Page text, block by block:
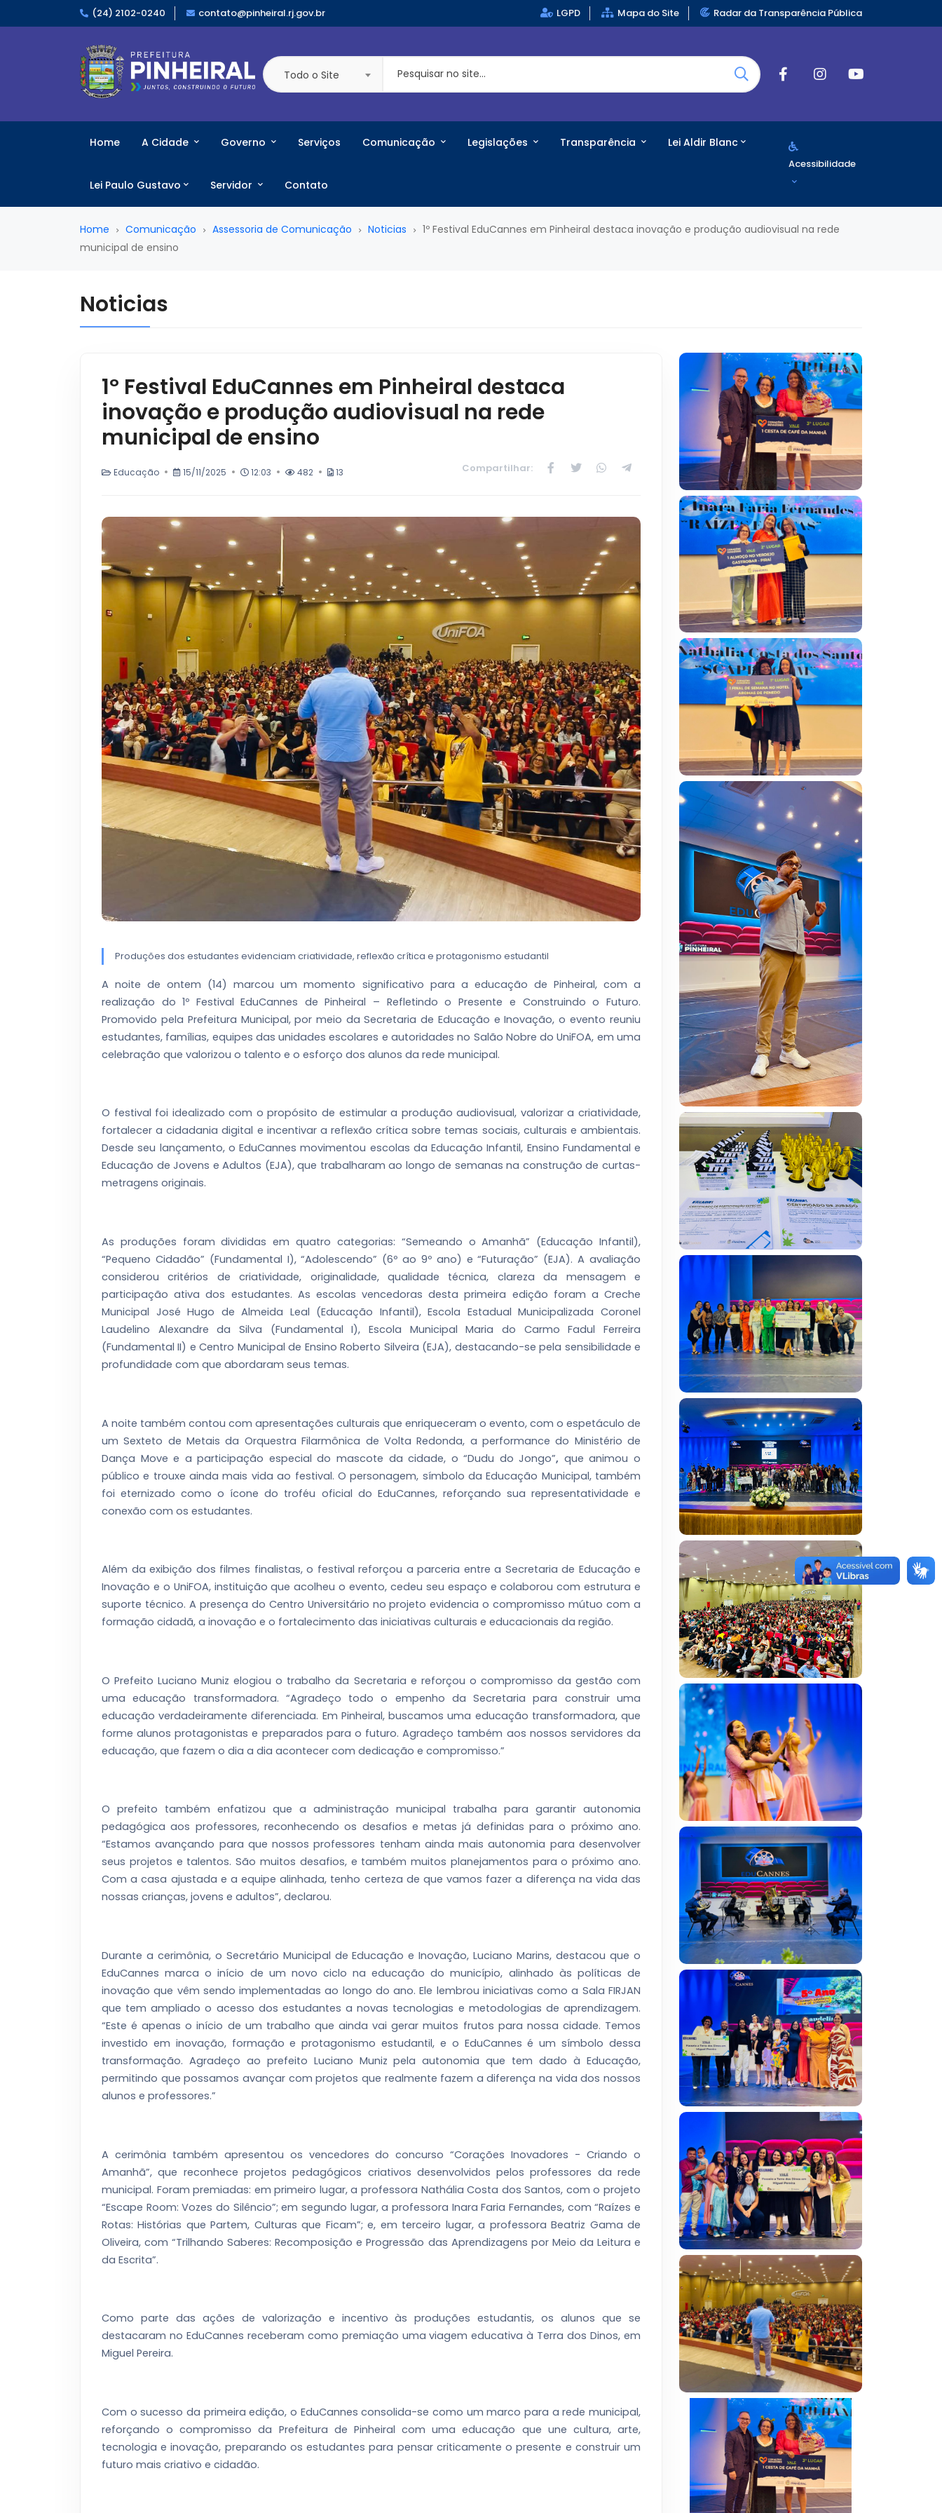
(24) 2102-0240 contato@pinheiral.rj.gov.br LGPD Mapa do Site Radar da Transparência Pública
Todo o Site
Home A Cidade Governo Serviços Comunicação Legislações Transparência Lei Aldir Blanc
Lei Paulo Gustavo Servidor Contato
Acessibilidade
Home Comunicação Assessoria de Comunicação Noticias
1º Festival EduCannes em Pinheiral destaca inovação e produção audiovisual na rede
municipal de ensino
Noticias
1º Festival EduCannes em Pinheiral destaca
inovação e produção audiovisual na rede
municipal de ensino
Educação 15/11/2025 12:03 482 13 Compartilhar:
Produções dos estudantes evidenciam criatividade, reflexão crítica e protagonismo estudantil
A noite de ontem (14) marcou um momento significativo para a educação de Pinheiral, com a
realização do 1º Festival EduCannes de Pinheiral – Refletindo o Presente e Construindo o Futuro.
Promovido pela Prefeitura Municipal, por meio da Secretaria de Educação e Inovação, o evento reuniu
estudantes, famílias, equipes das unidades escolares e autoridades no Salão Nobre do UniFOA, em uma
celebração que valorizou o talento e o esforço dos alunos da rede municipal.
O festival foi idealizado com o propósito de estimular a produção audiovisual, valorizar a criatividade,
fortalecer a cidadania digital e incentivar a reflexão crítica sobre temas sociais, culturais e ambientais.
Desde seu lançamento, o EduCannes movimentou escolas da Educação Infantil, Ensino Fundamental e
Educação de Jovens e Adultos (EJA), que trabalharam ao longo de semanas na construção de curtas-
metragens originais.
As produções foram divididas em quatro categorias: “Semeando o Amanhã” (Educação Infantil),
“Pequeno Cidadão” (Fundamental I), “Adolescendo” (6º ao 9º ano) e “Futuração” (EJA). A avaliação
considerou critérios de criatividade, originalidade, qualidade técnica, clareza da mensagem e
participação ativa dos estudantes. As escolas vencedoras desta primeira edição foram a Creche
Municipal José Hugo de Almeida Leal (Educação Infantil), Escola Estadual Municipalizada Coronel
Laudelino Alexandre da Silva (Fundamental I), Escola Municipal Maria do Carmo Fadul Ferreira
(Fundamental II) e Centro Municipal de Ensino Roberto Silveira (EJA), destacando-se pela sensibilidade e
profundidade com que abordaram seus temas.
A noite também contou com apresentações culturais que enriqueceram o evento, com o espetáculo de
um Sexteto de Metais da Orquestra Filarmônica de Volta Redonda, a performance do Ministério de
Dança Move e a participação especial do mascote da cidade, o “Dudu do Jongo”, que animou o
público e trouxe ainda mais vida ao festival. O personagem, símbolo da Educação Municipal, também
foi eternizado como o ícone do troféu oficial do EduCannes, reforçando sua representatividade e
conexão com os estudantes.
Além da exibição dos filmes finalistas, o festival reforçou a parceria entre a Secretaria de Educação e
Inovação e o UniFOA, instituição que acolheu o evento, cedeu seu espaço e colaborou com estrutura e
suporte técnico. A presença do Centro Universitário no projeto evidencia o compromisso mútuo com a
formação cidadã, a inovação e o fortalecimento das iniciativas culturais e educacionais da região.
O Prefeito Luciano Muniz elogiou o trabalho da Secretaria e reforçou o compromisso da gestão com
uma educação transformadora. “Agradeço todo o empenho da Secretaria para construir uma
educação verdadeiramente diferenciada. Em Pinheiral, buscamos uma educação transformadora, que
forme alunos protagonistas e preparados para o futuro. Agradeço também aos nossos servidores da
educação, que fazem o dia a dia acontecer com dedicação e compromisso.”
O prefeito também enfatizou que a administração municipal trabalha para garantir autonomia
pedagógica aos professores, reconhecendo os desafios e metas já definidas para o próximo ano.
“Estamos avançando para que nossos professores tenham ainda mais autonomia para desenvolver
seus projetos e talentos. São muitos desafios, e também muitos planejamentos para o próximo ano.
Com a casa ajustada e a equipe alinhada, tenho certeza de que vamos fazer a diferença na vida das
nossas crianças, jovens e adultos”, declarou.
Durante a cerimônia, o Secretário Municipal de Educação e Inovação, Luciano Marins, destacou que o
EduCannes marca o início de um novo ciclo na educação do município, alinhado às políticas de
inovação que vêm sendo implementadas ao longo do ano. Ele lembrou iniciativas como a Sala FIRJAN
que tem ampliado o acesso dos estudantes a novas tecnologias e metodologias de aprendizagem.
“Este é apenas o início de um trabalho que ainda vai gerar muitos frutos para nossa cidade. Temos
investido em inovação, formação e protagonismo estudantil, e o EduCannes é um símbolo dessa
transformação. Agradeço ao prefeito Luciano Muniz pela autonomia que tem dado à Educação,
permitindo que possamos avançar com projetos que realmente fazem a diferença na vida dos nossos
alunos e professores.”
A cerimônia também apresentou os vencedores do concurso “Corações Inovadores - Criando o
Amanhã”, que reconhece projetos pedagógicos criativos desenvolvidos pelos professores da rede
municipal. Foram premiadas: em primeiro lugar, a professora Nathália Costa dos Santos, com o projeto
“Escape Room: Vozes do Silêncio”; em segundo lugar, a professora Inara Faria Fernandes, com “Raízes e
Rotas: Histórias que Partem, Culturas que Ficam”; e, em terceiro lugar, a professora Beatriz Gama de
Oliveira, com “Trilhando Saberes: Recomposição e Progressão das Aprendizagens por Meio da Leitura e
da Escrita”.
Como parte das ações de valorização e incentivo às produções estudantis, os alunos que se
destacaram no EduCannes receberam como premiação uma viagem educativa à Terra dos Dinos, em
Miguel Pereira.
Com o sucesso da primeira edição, o EduCannes consolida-se como um marco para a rede municipal,
reforçando o compromisso da Prefeitura de Pinheiral com uma educação que une cultura, arte,
tecnologia e inovação, preparando os estudantes para pensar criticamente o presente e construir um
futuro mais criativo e cidadão.